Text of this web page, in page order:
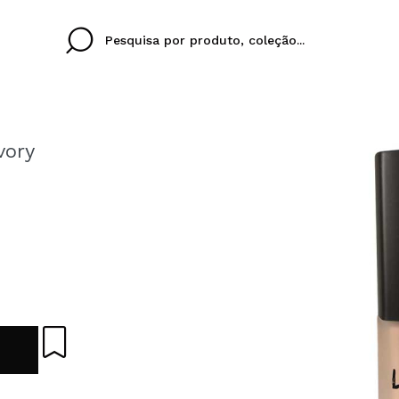
Eu não tenho uma
Ao criar uma conta
rapidamente, verificar
IDIOMA
Ines